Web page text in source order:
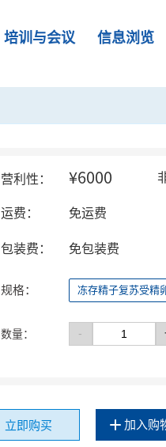
培训与会议 信息浏览
营利性： ¥6000
运费： 免运费
包装费： 免包装费
规格： 冻存精子复苏受精
数量： -
立即购买 加入购